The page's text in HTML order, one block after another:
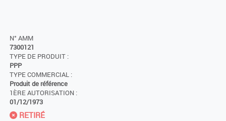
N° AMM
7300121
TYPE DE PRODUIT :
PPP
TYPE COMMERCIAL :
Produit de référence
1ÈRE AUTORISATION :
01/12/1973
RETIRÉ